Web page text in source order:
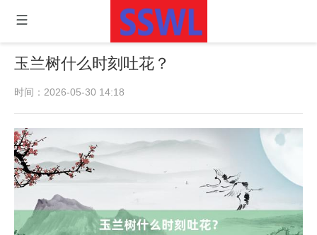
玉兰树什么时刻吐花？
时间：2026-05-30 14:18